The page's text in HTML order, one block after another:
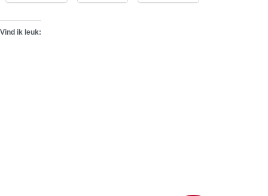
Vind ik leuk: